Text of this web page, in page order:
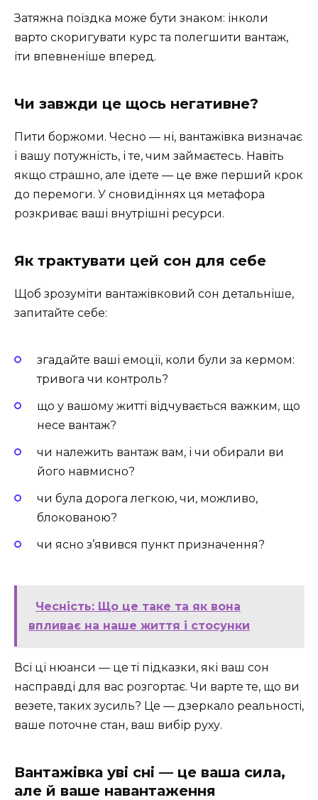
Затяжна поїздка може бути знаком: інколи
варто скоригувати курс та полегшити вантаж,
іти впевненіше вперед.
Чи завжди це щось негативне?
Пити боржоми. Чесно — ні, вантажівка визначає
і вашу потужність, і те, чим займаєтесь. Навіть
якщо страшно, але їдете — це вже перший крок
до перемоги. У сновидіннях ця метафора
розкриває ваші внутрішні ресурси.
Як трактувати цей сон для себе
Щоб зрозуміти вантажівковий сон детальніше,
запитайте себе:
згадайте ваші емоції, коли були за кермом:
тривога чи контроль?
що у вашому житті відчувається важким, що
несе вантаж?
чи належить вантаж вам, і чи обирали ви
його навмисно?
чи була дорога легкою, чи, можливо,
блокованою?
чи ясно з’явився пункт призначення?
Чесність: Що це таке та як вона
впливає на наше життя і стосунки
Всі ці нюанси — це ті підказки, які ваш сон
насправді для вас розгортає. Чи варте те, що ви
везете, таких зусиль? Це — дзеркало реальності,
ваше поточне стан, ваш вибір руху.
Вантажівка уві сні — це ваша сила,
але й ваше навантаження